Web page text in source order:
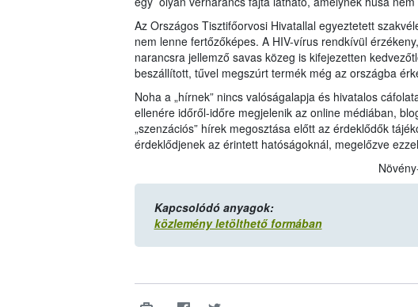
Az Országos Tisztifőorvosi Hivatallal egyeztetett
nem lenne fertőzőképes. A HIV-vírus rendkívül
narancsra jellemző savas közeg is kifejezetten
beszállított, tűvel megszúrt termék még az országba
Noha a „hírnek” nincs valóságalapja és hivatalos
ellenére időről-időre megjelenik az online médiában,
„szenzációs” hírek megosztása előtt az érdeklődők
érdeklődjenek az érintett hatóságoknál, megelőzve
Kapcsolódó anyagok:
közlemény letölthető formában